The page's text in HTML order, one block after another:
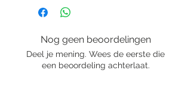
Nog geen beoordelingen
Deel je mening. Wees de eerste die
een beoordeling achterlaat.